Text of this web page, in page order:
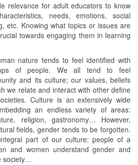
relevance for adult educators to know
needs, emotions, social
etc. Knowing what topics or issues are
towards engaging them in learning
nature tends to feel identified with
of people. We all tend to feel
and its culture; our values, beliefs
we relate and interact with other define
Culture is an extensively wide
an endless variety of areas:
religion, gastronomy… However,
fields, gender tends to be forgotten.
part of our culture: people of a
and women understand gender and
society…